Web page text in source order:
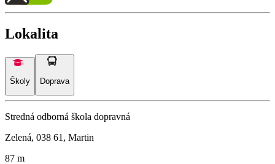
Lokalita
Školy Doprava
Stredná odborná škola dopravná
Zelená, 038 61, Martin
87 m